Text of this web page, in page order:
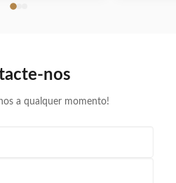
parts cleaning,
engine parts,
nos
a qualquer momento!